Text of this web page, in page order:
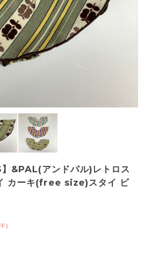
&PAL(アンドパル)レトロス
カーキ(free size)スタイ ビ